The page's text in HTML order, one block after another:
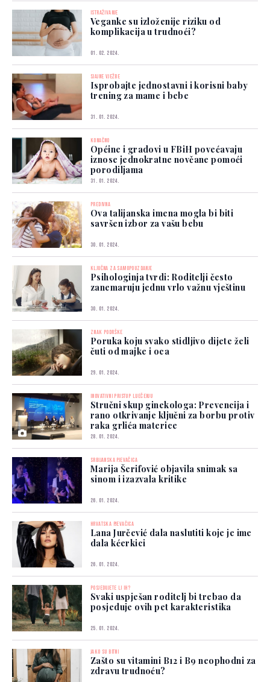
ISTRAŽIVANJE
Veganke su izloženije riziku od
komplikacija u trudnoći?
01. 02. 2024.
SJAJNE VJEŽBE
Isprobajte jednostavni i korisni baby
trening za mame i bebe
31. 01. 2024.
KONAČNO
Općine i gradovi u FBiH povećavaju
iznose jednokratne novčane pomoći
porodiljama
31. 01. 2024.
PREDIVNA
Ova talijanska imena mogla bi biti
savršen izbor za vašu bebu
30. 01. 2024.
KLJUČNA ZA SAMOPOUZDANJE
Psihologinja tvrdi: Roditelji često
zanemaruju jednu vrlo važnu vještinu
30. 01. 2024.
ZNAK PODRŠKE
Poruka koju svako stidljivo dijete želi
čuti od majke i oca
29. 01. 2024.
INOVATIVNI PRISTUP LIJEČENJU
Stručni skup ginekologa: Prevencija i
rano otkrivanje ključni za borbu protiv
raka grlića materice
28. 01. 2024.
SRBIJANSKA PJEVAČICA
Marija Šerifović objavila snimak sa
sinom i izazvala kritike
26. 01. 2024.
HRVATSKA PJEVAČICA
Lana Jurčević dala naslutiti koje je ime
dala kćerkici
26. 01. 2024.
POSJEDUJETE LI IH?
Svaki uspješan roditelj bi trebao da
posjeduje ovih pet karakteristika
25. 01. 2024.
JAKO SU BITNI
Zašto su vitamini B12 i B9 neophodni za
zdravu trudnoću?